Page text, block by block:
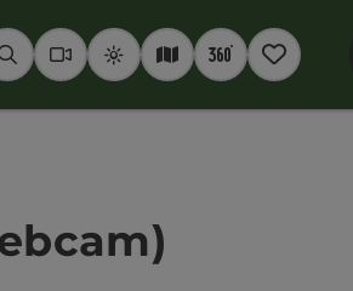
SuchenWebcams
WetterInteraktive
360°